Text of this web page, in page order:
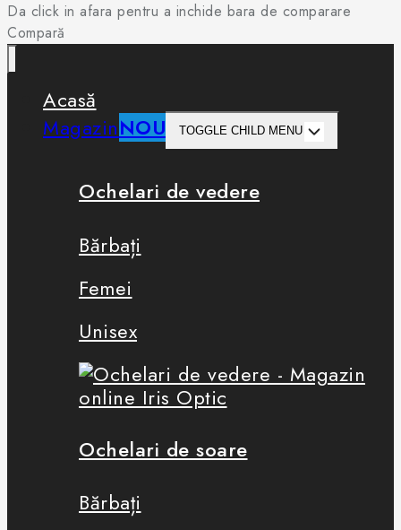
Da click in afara pentru a inchide bara de comparare
Compară
Acasă
MagazinNOU TOGGLE CHILD MENU
Ochelari de vedere
Bărbați
Femei
Unisex
Ochelari de soare
Bărbați